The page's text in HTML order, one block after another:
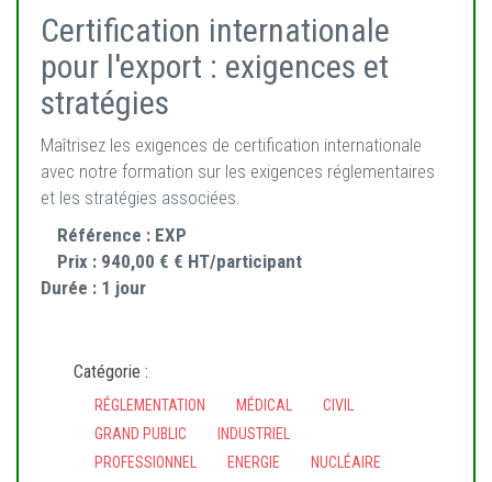
Certification internationale
pour l'export : exigences et
stratégies
Maîtrisez les exigences de certification internationale
avec notre formation sur les exigences réglementaires
et les stratégies associées.
Référence : EXP
Prix : 940,00 € € HT/participant
Durée : 1 jour
Catégorie :
RÉGLEMENTATION MÉDICAL
CIVIL
GRAND PUBLIC
INDUSTRIEL
PROFESSIONNEL
ENERGIE NUCLÉAIRE